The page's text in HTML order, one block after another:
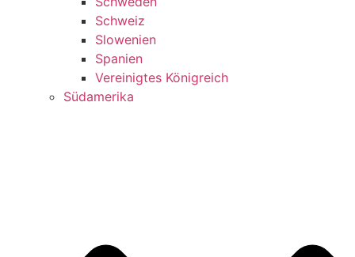
Schweiz
Slowenien
Spanien
Vereinigtes Königreich
Südamerika